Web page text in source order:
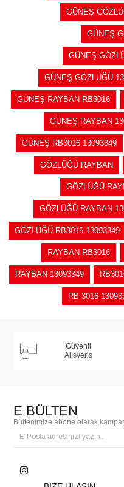
GÜNEŞ
GÜNEŞ
GÜNEŞ
GÜNEŞ GÖZLÜĞÜ
GÜNEŞ RAYBAN RB3016
GÜNEŞ RAYBAN
GÜNEŞ RB3016 13093349
GÖZLÜĞÜ RAYBAN
GÖZLÜĞÜ
GÖZLÜĞÜ RAYBAN
GÖZLÜĞÜ RB3016 13093349
RAYBAN RB3016
RAYBAN 13093349
RB 3016
Güvenli
Alışveriş
E BÜLTEN
Bültenimize abone olarak